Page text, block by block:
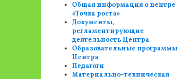
Общая информация о центре
«Точка роста»
Документы,
регламентирующие
деятельность Центра
Образовательные программы
Центра
Педагоги
Материально-техническая